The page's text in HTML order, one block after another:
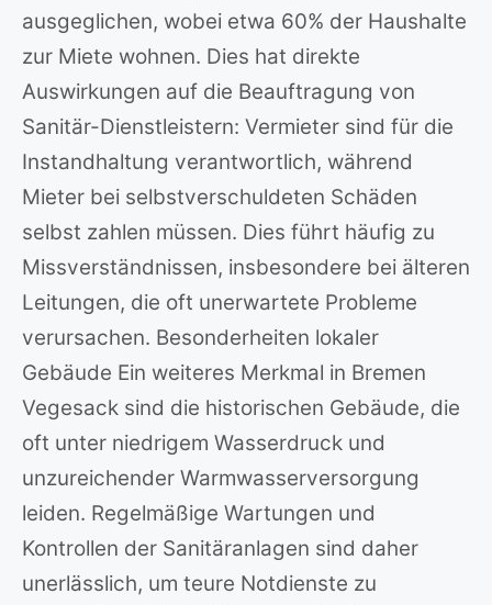
ausgeglichen, wobei etwa 60% der Haushalte
zur Miete wohnen. Dies hat direkte
Auswirkungen auf die Beauftragung von
Sanitär-Dienstleistern: Vermieter sind für die
Instandhaltung verantwortlich, während
Mieter bei selbstverschuldeten Schäden
selbst zahlen müssen. Dies führt häufig zu
Missverständnissen, insbesondere bei älteren
Leitungen, die oft unerwartete Probleme
verursachen. Besonderheiten lokaler
Gebäude Ein weiteres Merkmal in Bremen
Vegesack sind die historischen Gebäude, die
oft unter niedrigem Wasserdruck und
unzureichender Warmwasserversorgung
leiden. Regelmäßige Wartungen und
Kontrollen der Sanitäranlagen sind daher
unerlässlich, um teure Notdienste zu